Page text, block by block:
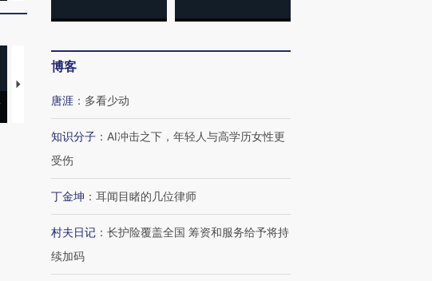
【推广】走进第四届链博
会，让数智科技“链”接产
博客
唐涯 ： 多看少动
知识分子 ： AI冲击之下，年轻人与高学历女性更
受伤
丁金坤 ： 耳闻目睹的几位律师
村夫日记 ： 长护险覆盖全国 筹资和服务给予将持
续加码